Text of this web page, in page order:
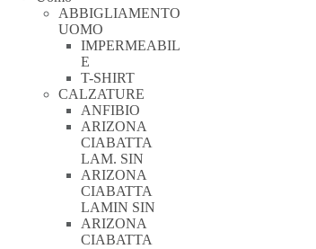
ABBIGLIAMENTO
UOMO
IMPERMEABIL
E
T-SHIRT
CALZATURE
ANFIBIO
ARIZONA
CIABATTA
LAM. SIN
ARIZONA
CIABATTA
LAMIN SIN
ARIZONA
CIABATTA